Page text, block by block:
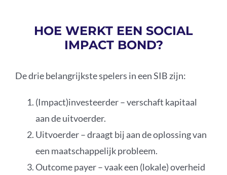
HOE WERKT EEN SOCIAL
IMPACT BOND?
De drie belangrijkste spelers in een SIB zijn:
(Impact)investeerder – verschaft kapitaal
aan de uitvoerder.
Uitvoerder – draagt bij aan de oplossing van
een maatschappelijk probleem.
Outcome payer – vaak een (lokale) overheid